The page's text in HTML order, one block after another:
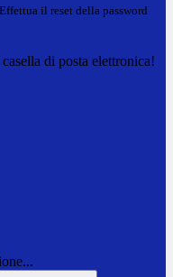
il reset della password
di posta elettronica!